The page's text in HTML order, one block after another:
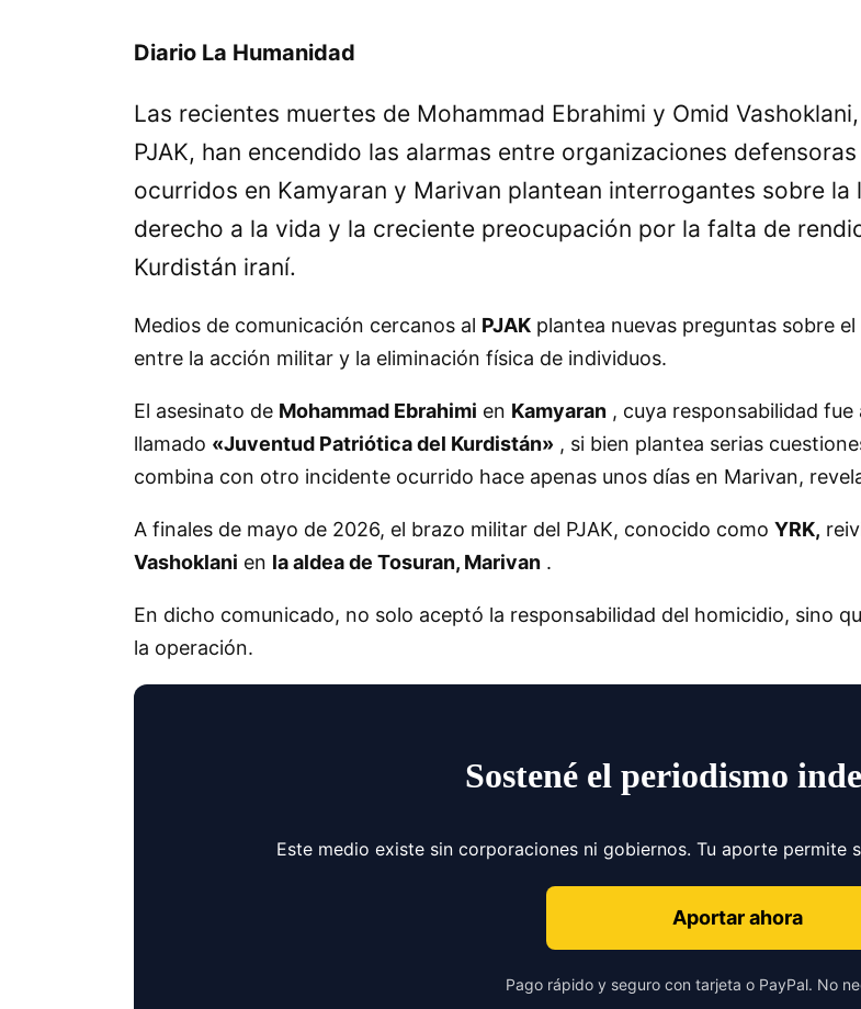
Diario La Humanidad
Las recientes muertes de Mohammad Ebrahimi y Omid
PJAK, han encendido las alarmas entre organizaciones
ocurridos en Kamyaran y Marivan plantean interrogantes sobre
derecho a la vida y la creciente preocupación por la falta de
Kurdistán iraní.
Medios de comunicación cercanos al PJAK plantea nuevas preguntas sobre
entre la acción militar y la eliminación física de individuos.
El asesinato de Mohammad Ebrahimi en Kamyaran , cuya responsabilidad
llamado «Juventud Patriótica del Kurdistán» , si bien plantea serias
combina con otro incidente ocurrido hace apenas unos días en Marivan,
A finales de mayo de 2026, el brazo militar del PJAK, conocido como YRK,
Vashoklani en la aldea de Tosuran, Marivan .
En dicho comunicado, no solo aceptó la responsabilidad del homicidio, sino
la operación.
Sostené el periodismo
Este medio existe sin corporaciones ni gobiernos. Tu aporte permite
Aportar ahora
Pago rápido y seguro con tarjeta o PayPal. No